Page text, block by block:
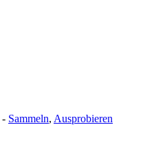
- Sammeln, Ausprobieren